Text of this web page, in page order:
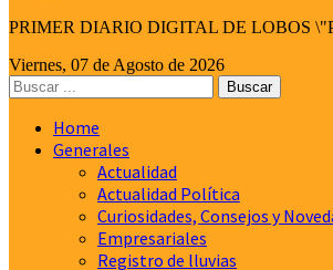
PRIMER DIARIO DIGITAL DE LOBOS
Viernes, 07 de Agosto de 2026
Home
Generales
Actualidad
Actualidad Política
Curiosidades, Consejos y
Empresariales
Registro de lluvias